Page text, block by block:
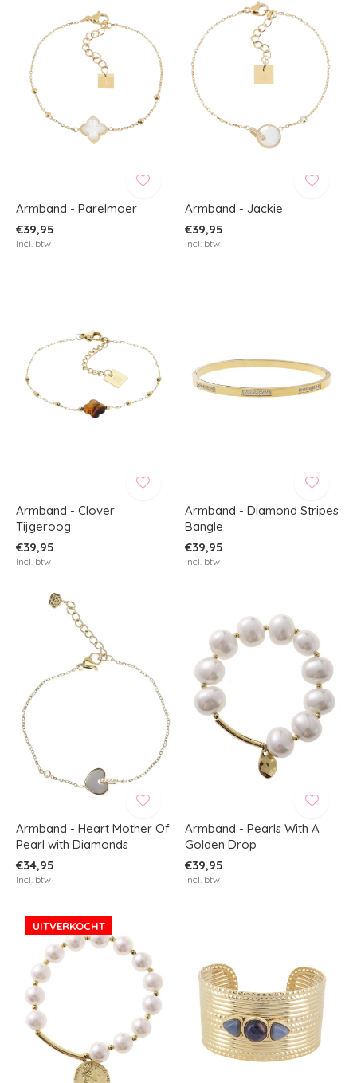
Armband - Parelmoer
€39,95
Incl. btw
Armband - Jackie
€39,95
Incl. btw
Armband - Clover
Tijgeroog
€39,95
Incl. btw
Armband - Diamond Stripes
Bangle
€39,95
Incl. btw
Armband - Heart Mother Of
Pearl with Diamonds
€34,95
Incl. btw
Armband - Pearls With A
Golden Drop
€39,95
Incl. btw
UITVERKOCHT